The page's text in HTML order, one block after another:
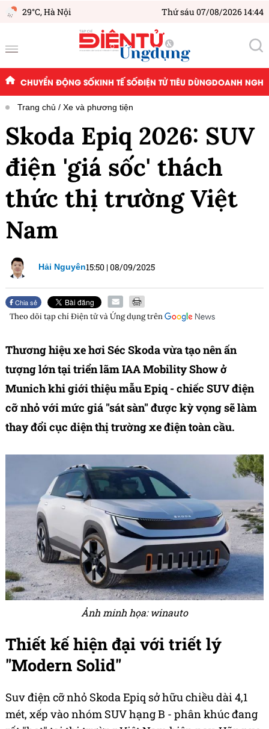
29°C,Hà Nội Thứ sáu 07/08/2026 14:44
CHUYỂN ĐỘNG SỐKINH TẾ SỐĐIỆN TỬ TIÊU DÙNGDOANH
Trang chủ Xe và phương tiện
Skoda Epiq 2026: SUV
điện 'giá sốc' thách
thức thị trường Việt
Nam
Hải Nguyên15:50 |08/09/2025
Chia sẻ
Theo dõi tạp chíĐiện tử và Ứng dụngtrên
Thương hiệu xe hơi Séc Skoda vừa tạo nên ấn
tượng lớn tại triển lãm IAA Mobility Show ở
Munich khi giới thiệu mẫu Epiq - chiếc SUV điện
cỡ nhỏ với mức giá "sát sàn" được kỳ vọng sẽ làm
thay đổi cục diện thị trường xe điện toàn cầu.
Ảnh minh họa: winauto
Thiết kế hiện đại với triết lý
"Modern Solid"
Suv điện cỡ nhỏ Skoda Epiq sở hữu chiều dài 4,1
mét, xếp vào nhóm SUV hạng B - phân khúc đang